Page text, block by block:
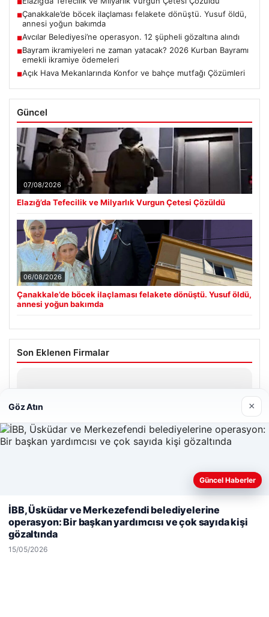
■
■Çanakkale’de böcek ilaçlaması felakete dönüştü. Yusuf öldü,
annesi yoğun bakımda
■Avcılar Belediyesi’ne operasyon. 12 şüpheli gözaltına alındı
■Bayram ikramiyeleri ne zaman yatacak? 2026 Kurban Bayramı
emekli ikramiye ödemeleri
■Açık Hava Mekanlarında Konfor ve bahçe mutfağı Çözümleri
Güncel
07/08/2026
Elazığ’da Tefecilik ve Milyarlık Vurgun Çetesi Çözüldü
06/08/2026
Çanakkale’de böcek ilaçlaması felakete dönüştü. Yusuf öldü,
annesi yoğun bakımda
Son Eklenen Firmalar
deneyiminizi kişiselleştirmek ve geliştirmek amacıyla çerezler
kullanıyoruz.Çerez Politikamız
Göz Atın ×
Güncel Haberler
İBB, Üsküdar ve Merkezefendi belediyelerine
operasyon: Bir başkan yardımcısı ve çok sayıda kişi
gözaltında
15/05/2026
Yeminli Tercüme Bürosu|Malta Dil Okulu
lemagrup.com.tr
süperbahis
süperbahis